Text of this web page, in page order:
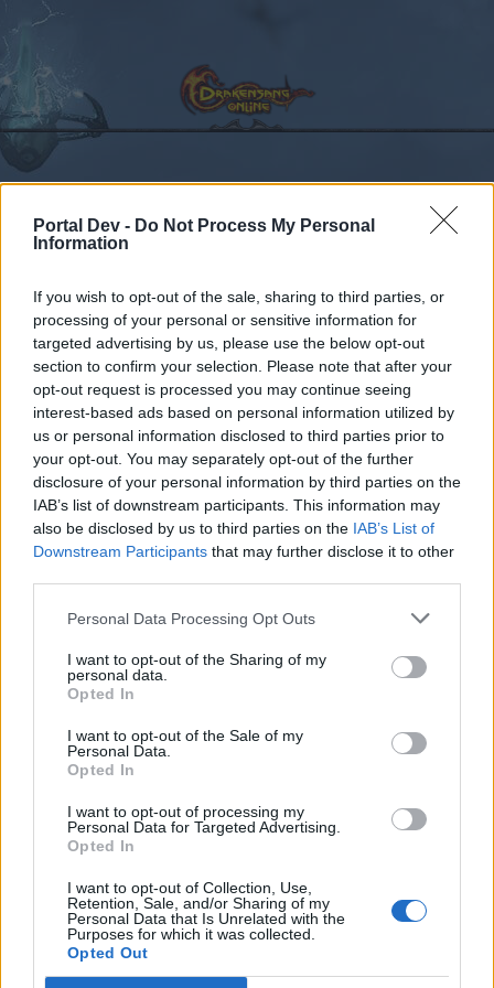
Portal Dev - Do Not Process My Personal
Information
If you wish to opt-out of the sale, sharing to third parties, or
processing of your personal or sensitive information for
targeted advertising by us, please use the below opt-out
section to confirm your selection. Please note that after your
opt-out request is processed you may continue seeing
interest-based ads based on personal information utilized by
us or personal information disclosed to third parties prior to
your opt-out. You may separately opt-out of the further
disclosure of your personal information by third parties on the
IAB’s list of downstream participants. This information may
also be disclosed by us to third parties on the IAB’s List of
Downstream Participants that may further disclose it to other
Personal Data Processing Opt Outs
I want to opt-out of the Sharing of my
personal data.
Opted In
I want to opt-out of the Sale of my
Personal Data.
Opted In
I want to opt-out of processing my
Personal Data for Targeted Advertising.
Opted In
I want to opt-out of Collection, Use,
Retention, Sale, and/or Sharing of my
Personal Data that Is Unrelated with the
Purposes for which it was collected.
Opted Out
Foren Release 154 (CLIV)
Mitglieder, denen der Beitrag #75
gefällt
Liebe(r) Forum-Leser/in,
wenn Du in diesem Forum aktiv an den
Gesprächen teilnehmen oder eigene Themen
starten möchtest, musst Du Dich bitte zunächst im
Spiel einloggen. Falls Du noch keinen Spielaccount
besitzt, bitte registriere Dich neu. Wir freuen uns
„Zum Spiel“
Thema: Release 154 (CLIV)
Saabia
Beiträge: 11.036 Zustimmungen: 23.106 Punkte für Erfolge:
Lebende Forenlegende, männlich, 93, <
Beiträge: 5.027 Zustimmungen: 2.179 Punkte für Erfolge: 6.000
Colonel des Forums
Beiträge: 1.626 Zustimmungen: 3.066 Punkte für Erfolge: 1.750
Artiphex
Stammspieler, männlich, <
Foren
Letzte Beiträge
Kalender